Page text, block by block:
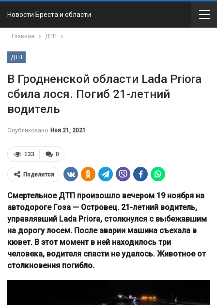
Новости Бреста и области
Главная ДТП
ДТП
В Гродненской области Lada Priora
сбила лося. Погиб 21-летний
водитель
Опубликовано Ноя 21, 2021
0
133
Поделится
Смертельное ДТП произошло вечером 19 ноября на
автодороге Гоза — Островец. 21-летний водитель,
управлявший Lada Priora, столкнулся с выбежавшим
на дорогу лосем. После аварии машина съехала в
кювет. В этот момент в ней находилось три
человека, водителя спасти не удалось. Животное от
столкновения погибло.